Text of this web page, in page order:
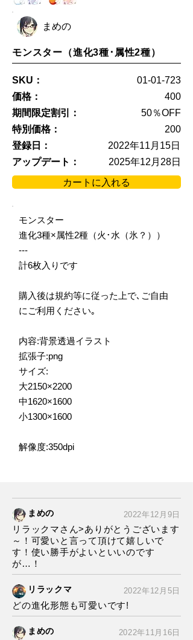
まめの
モンスター（進化3種･属性2種）
SKU：
01-01-723
価格：
400
期間限定割引：
50％OFF
特別価格：
200
登録日：
2022年11月15日
アップデート：
2025年12月28日
カートに入れる
モンスター
進化3種×属性2種（火･水（氷？））
---
計6枚入りです
購入後は規約等に従った上で､ご自由
にご利用ください｡
内容:背景透過イラスト
拡張子:png
サイズ:
大2150×2200
中1620×1600
小1300×1600
解像度:350dpi
まめの 2022年12月9日
リラックマさん>ありがとうございます
～！可愛いと言って頂けて嬉しいで
す！使い勝手がよいといいのです
が…！
リラックマ 2022年12月5日
どの進化形態も可愛いです!
まめの 2022年11月16日